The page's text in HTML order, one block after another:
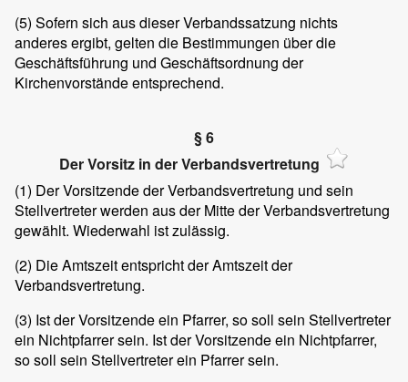
(5) Sofern sich aus dieser Verbandssatzung nichts
anderes ergibt, gelten die Bestimmungen über die
Geschäftsführung und Geschäftsordnung der
Kirchenvorstände entsprechend.
§ 6
Der Vorsitz in der Verbandsvertretung
(1) Der Vorsitzende der Verbandsvertretung und sein
Stellvertreter werden aus der Mitte der Verbandsvertretung
gewählt. Wiederwahl ist zulässig.
(2) Die Amtszeit entspricht der Amtszeit der
Verbandsvertretung.
(3) Ist der Vorsitzende ein Pfarrer, so soll sein Stellvertreter
ein Nichtpfarrer sein. Ist der Vorsitzende ein Nichtpfarrer,
so soll sein Stellvertreter ein Pfarrer sein.